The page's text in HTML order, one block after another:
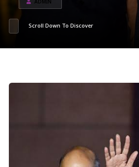
ADMIN
Scroll Down To Discover